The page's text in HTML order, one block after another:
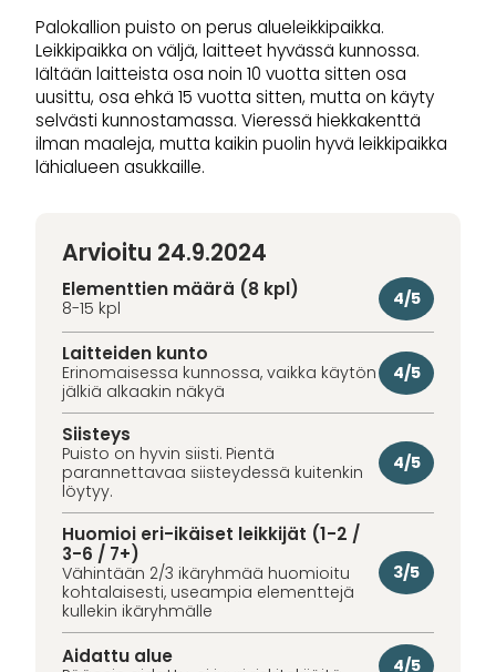
Palokallion puisto on perus alueleikkipaikka.
Leikkipaikka on väljä, laitteet hyvässä kunnossa.
Iältään laitteista osa noin 10 vuotta sitten osa
uusittu, osa ehkä 15 vuotta sitten, mutta on käyty
selvästi kunnostamassa. Vieressä hiekkakenttä
ilman maaleja, mutta kaikin puolin hyvä leikkipaikka
lähialueen asukkaille.
Arvioitu 24.9.2024
Elementtien määrä (8 kpl)
8-15 kpl 4/5
Laitteiden kunto
Erinomaisessa kunnossa, vaikka käytön
jälkiä alkaakin näkyä
4/5
Siisteys
Puisto on hyvin siisti. Pientä
parannettavaa siisteydessä kuitenkin
löytyy.
4/5
Huomioi eri-ikäiset leikkijät (1-2 /
3-6 / 7+)
Vähintään 2/3 ikäryhmää huomioitu
kohtalaisesti, useampia elementtejä
kullekin ikäryhmälle
3/5
Aidattu alue 4/5